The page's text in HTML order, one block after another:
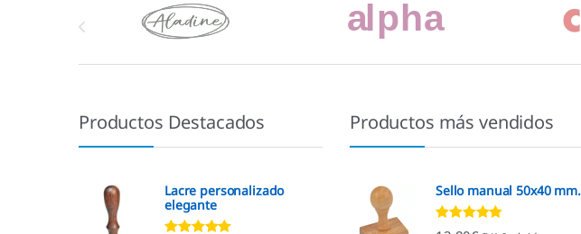
Productos Destacados
Lacre personalizado
elegante
Productos más vendidos
Sello manual 50x40 mm.
Valorado con